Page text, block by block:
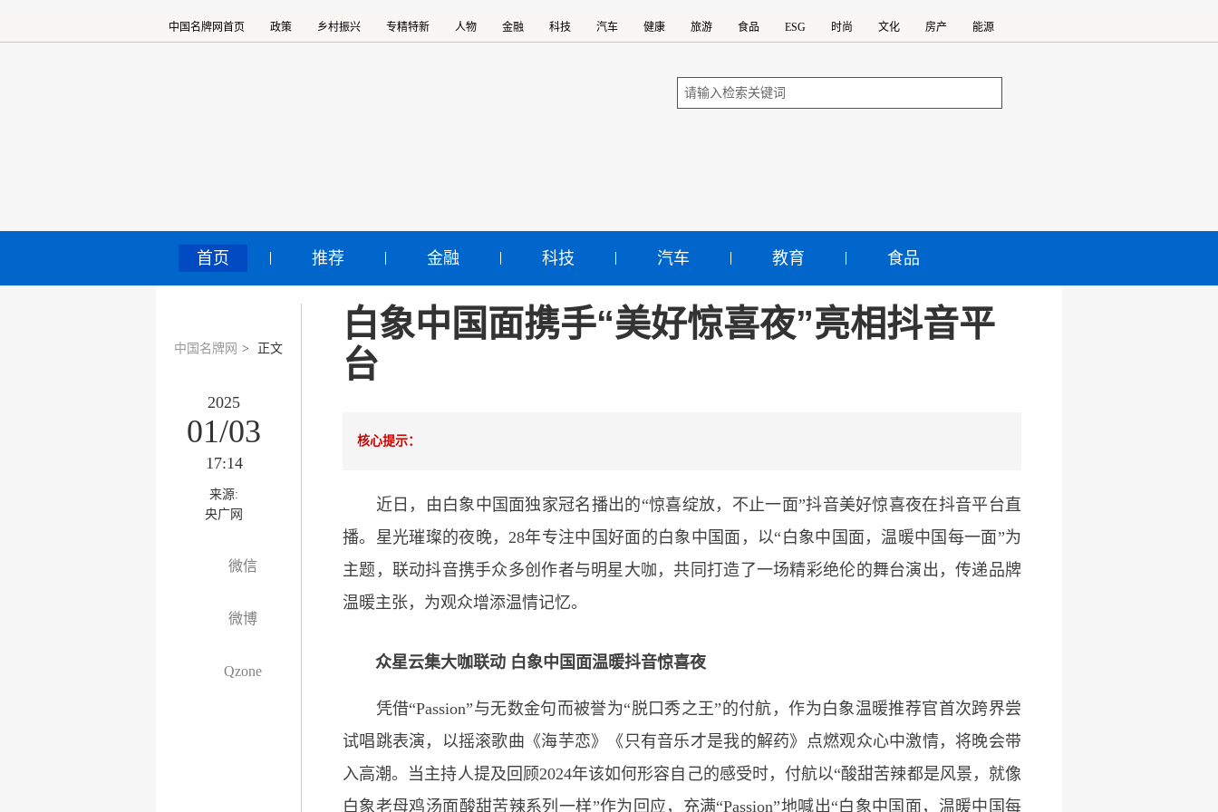
中国名牌网首页 政策 乡村振兴 专精特新 人物 金融 科技 汽车 健康 旅游 食品 ESG 时尚 文化 房产 能源
首页 推荐 金融 科技 汽车 教育 食品
中国名牌网 > 正文
2025
01/03
17:14
来源:
央广网
微信
微博
Qzone
白象中国面携手“美好惊喜夜”亮相抖音平
台
核心提示：
近日，由白象中国面独家冠名播出的“惊喜绽放，不止一面”抖音美好惊喜夜在抖音平台直
播。星光璀璨的夜晚，28年专注中国好面的白象中国面，以“白象中国面，温暖中国每一面”为
主题，联动抖音携手众多创作者与明星大咖，共同打造了一场精彩绝伦的舞台演出，传递品牌
温暖主张，为观众增添温情记忆。
众星云集大咖联动 白象中国面温暖抖音惊喜夜
凭借“Passion”与无数金句而被誉为“脱口秀之王”的付航，作为白象温暖推荐官首次跨界尝
试唱跳表演，以摇滚歌曲《海芋恋》《只有音乐才是我的解药》点燃观众心中激情，将晚会带
入高潮。当主持人提及回顾2024年该如何形容自己的感受时，付航以“酸甜苦辣都是风景，就像
白象老母鸡汤面酸甜苦辣系列一样”作为回应，充满“Passion”地喊出“白象中国面，温暖中国每